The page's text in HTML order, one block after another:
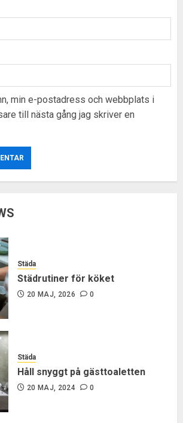
min e-postadress och webbplats i
till nästa gång jag skriver en
Städa
Städrutiner för köket
20 MAJ, 2026 0
Städa
Håll snyggt på gästtoaletten
20 MAJ, 2024 0